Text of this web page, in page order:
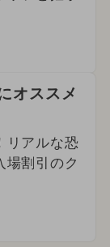
オススメ
リアルな恐
場割引のク